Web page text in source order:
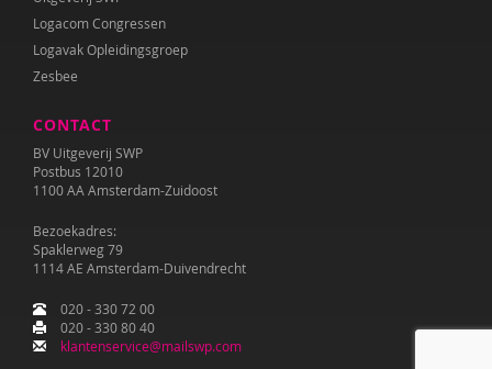
Logacom Congressen
Logavak Opleidingsgroep
Zesbee
CONTACT
BV Uitgeverij SWP
Postbus 12010
1100 AA Amsterdam-Zuidoost
Bezoekadres:
Spaklerweg 79
1114 AE Amsterdam-Duivendrecht
020 - 330 72 00
020 - 330 80 40
klantenservice@mailswp.com